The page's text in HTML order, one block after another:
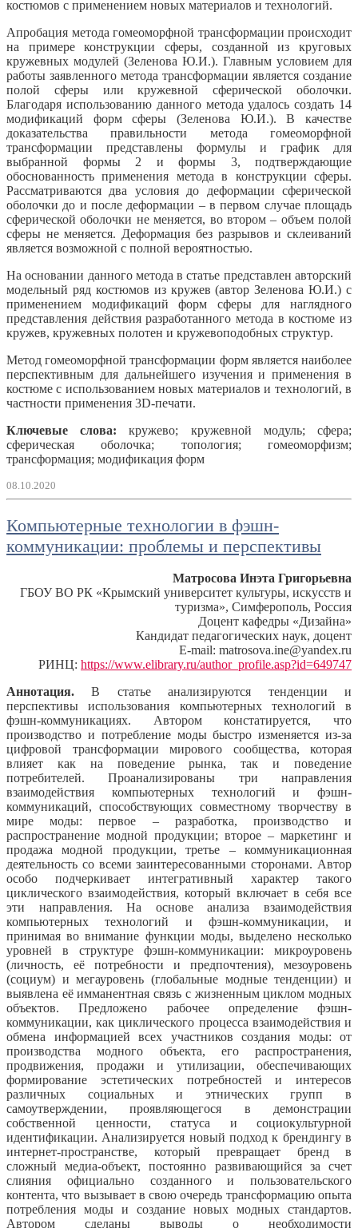
костюмов с применением новых материалов и технологий.
Апробация метода гомеоморфной трансформации происходит
на примере конструкции сферы, созданной из круговых
кружевных модулей (Зеленова Ю.И.). Главным условием для
работы заявленного метода трансформации является создание
полой сферы или кружевной сферической оболочки.
Благодаря использованию данного метода удалось создать 14
модификаций форм сферы (Зеленова Ю.И.). В качестве
доказательства правильности метода гомеоморфной
трансформации представлены формулы и график для
выбранной формы 2 и формы 3, подтверждающие
обоснованность применения метода в конструкции сферы.
Рассматриваются два условия до деформации сферической
оболочки до и после деформации – в первом случае площадь
сферической оболочки не меняется, во втором – объем полой
сферы не меняется. Деформация без разрывов и склеиваний
является возможной с полной вероятностью.
На основании данного метода в статье представлен авторский
модельный ряд костюмов из кружев (автор Зеленова Ю.И.) с
применением модификаций форм сферы для наглядного
представления действия разработанного метода в костюме из
кружев, кружевных полотен и кружевоподобных структур.
Метод гомеоморфной трансформации форм является наиболее
перспективным для дальнейшего изучения и применения в
костюме с использованием новых материалов и технологий, в
частности применения 3D-печати.
Ключевые слова: кружево; кружевной модуль; сфера;
сферическая оболочка; топология; гомеоморфизм;
трансформация; модификация форм
08.10.2020
Компьютерные технологии в фэшн-
коммуникации: проблемы и перспективы
Матросова Инэта Григорьевна
ГБОУ ВО РК «Крымский университет культуры, искусств и
туризма», Симферополь, Россия
Доцент кафедры «Дизайна»
Кандидат педагогических наук, доцент
E-mail: matrosova.ine@yandex.ru
РИНЦ: https://www.elibrary.ru/author_profile.asp?id=649747
Аннотация. В статье анализируются тенденции и
перспективы использования компьютерных технологий в
фэшн-коммуникациях. Автором констатируется, что
производство и потребление моды быстро изменяется из-за
цифровой трансформации мирового сообщества, которая
влияет как на поведение рынка, так и поведение
потребителей. Проанализированы три направления
взаимодействия компьютерных технологий и фэшн-
коммуникаций, способствующих совместному творчеству в
мире моды: первое – разработка, производство и
распространение модной продукции; второе – маркетинг и
продажа модной продукции, третье – коммуникационная
деятельность со всеми заинтересованными сторонами. Автор
особо подчеркивает интегративный характер такого
циклического взаимодействия, который включает в себя все
эти направления. На основе анализа взаимодействия
компьютерных технологий и фэшн-коммуникации, и
принимая во внимание функции моды, выделено несколько
уровней в структуре фэшн-коммуникации: микроуровень
(личность, её потребности и предпочтения), мезоуровень
(социум) и мегауровень (глобальные модные тенденции) и
выявлена её имманентная связь с жизненным циклом модных
объектов. Предложено рабочее определение фэшн-
коммуникации, как циклического процесса взаимодействия и
обмена информацией всех участников создания моды: от
производства модного объекта, его распространения,
продвижения, продажи и утилизации, обеспечивающих
формирование эстетических потребностей и интересов
различных социальных и этнических групп в
самоутверждении, проявляющегося в демонстрации
собственной ценности, статуса и социокультурной
идентификации. Анализируется новый подход к брендингу в
интернет-пространстве, который превращает бренд в
сложный медиа-объект, постоянно развивающийся за счет
слияния официально созданного и пользовательского
контента, что вызывает в свою очередь трансформацию опыта
потребления моды и создание новых модных стандартов.
Автором сделаны выводы о необходимости